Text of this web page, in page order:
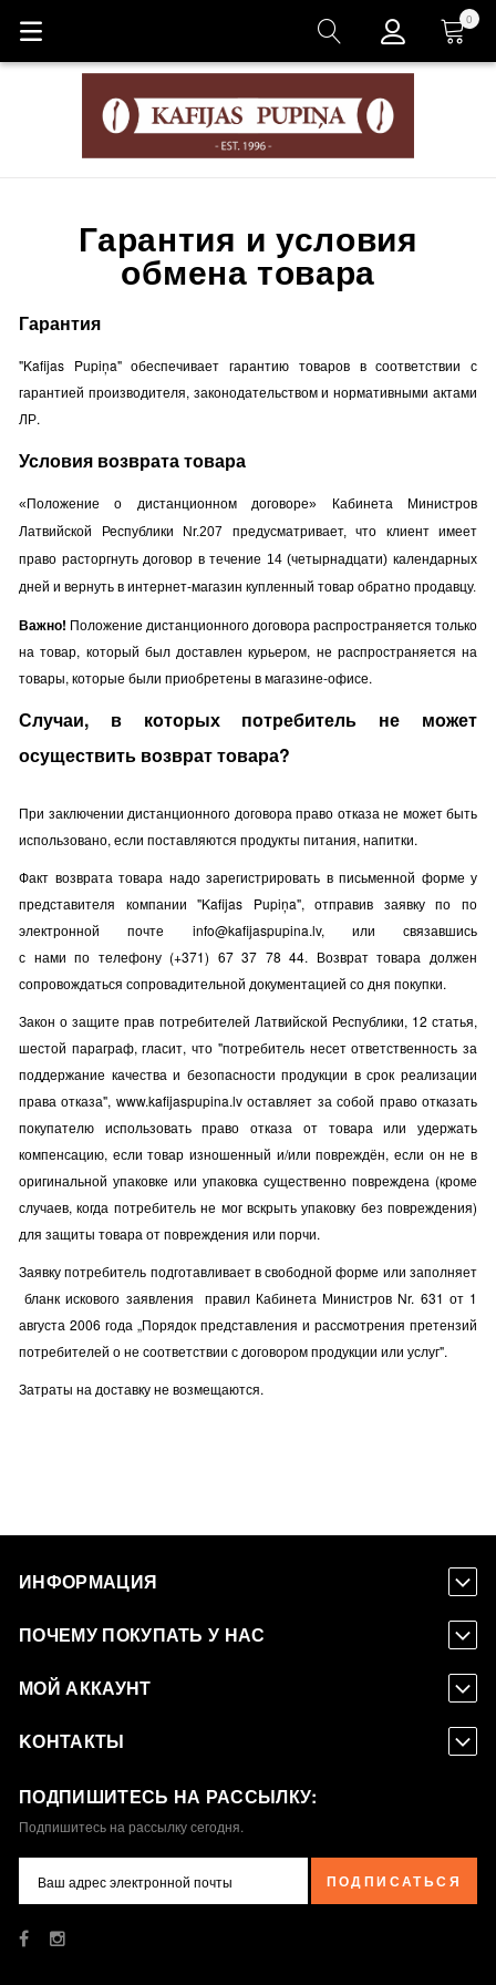
Корзина
0
Гарантия и условия
обмена товара
Гарантия
"Kafijas Pupiņa" обеспечивает гарантию товаров в соответствии с
гарантией производителя, законодательством и нормативными актами
ЛР.
Условия возврата товара
«Положение о дистанционном договоре» Кабинета Министров
Латвийской Республики Nr.207 предусматривает, что клиент имеет
право расторгнуть договор в течение 14 (четырнадцати) календарных
дней и вернуть в интернет-магазин купленный товар обратно продавцу.
Важно! Положение дистанционного договора распространяется только
на товар, который был доставлен курьером, не распространяется на
товары, которые были приобретены в магазине-офисе.
Случаи, в которых
потребитель не может
осуществить возврат товара?
При заключении дистанционного договора право отказа не может быть
использовано, если поставляются продукты питания, напитки.
Факт возврата товара надо зарегистрировать в письменной форме у
представителя компании "Kafijas Pupiņa", отправив заявку по по
электронной почте info@kafijaspupina.lv, или связавшись
с нами по телефону (+371) 67 37 78 44. Возврат товара должен
сопровождаться сопровадительной документацией со дня покупки.
Закон о защите прав потребителей Латвийской Республики, 12 статья,
шестой параграф, гласит, что "потребитель несет ответственность за
поддержание качества и безопасности продукции в срок реализации
права отказа", www.kafijaspupina.lvоставляет за собой право отказать
покупателю использовать право отказа от товара или удержать
компенсацию, если товар изношенный и/или повреждён, если он не в
оригинальной упаковке или упаковка существенно повреждена (кроме
случаев, когда потребитель не мог вскрыть упаковку без повреждения)
для защиты товара от повреждения или порчи.
Заявку потребитель подготавливает в свободной форме или заполняет
бланк искового заявления правил Кабинета Министров Nr. 631 от 1
августа 2006 года „Порядок представления и рассмотрения претензий
потребителей о не соответствии с договором продукции или услуг".
Затраты на доставку не возмещаются.
ИНФОРМАЦИЯ
ПОЧЕМУ ПОКУПАТЬ У НАС
МОЙ АККАУНТ
KОНТАКТЫ
ПОДПИШИТЕСЬ НА РАССЫЛКУ:
Подпишитесь на рассылку сегодня.
ПОДПИСАТЬСЯ